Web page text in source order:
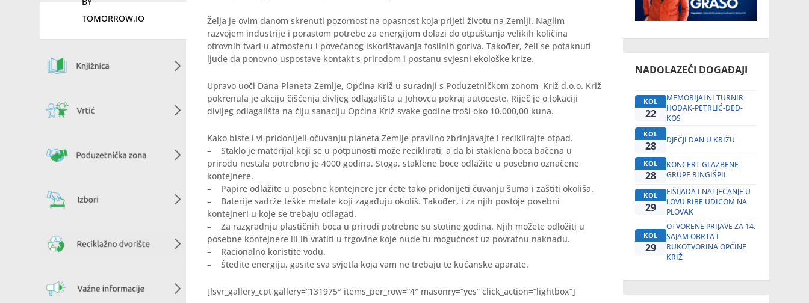
Želja je ovim danom skrenuti pozornost na opasnost koja prijeti životu na Zemlji. Naglim
razvojem industrije i porastom potrebe za energijom dolazi do otpuštanja velikih količina
otrovnih tvari u atmosferu i povećanog iskorištavanja fosilnih goriva. Također, želi se potaknuti
ljude da ponovno uspostave kontakt s prirodom i postanu svjesni ekološke krize.
Upravo uoči Dana Planeta Zemlje, Općina Križ u suradnji s Poduzetničkom zonom Križ d.o.o. Križ
pokrenula je akciju čišćenja divljeg odlagališta u Johovcu pokraj autoceste. Riječ je o lokaciji
divljeg odlagališta na čiju sanaciju Općina Križ svake godine troši oko 10.000,00 kuna.
Kako biste i vi pridonijeli očuvanju planeta Zemlje pravilno zbrinjavajte i reciklirajte otpad.
– Staklo je materijal koji se u potpunosti može reciklirati, a da bi staklena boca bačena u
prirodu nestala potrebno je 4000 godina. Stoga, staklene boce odlažite u posebno označene
kontejnere.
– Papire odlažite u posebne kontejnere jer ćete tako pridonijeti čuvanju šuma i zaštiti okoliša.
– Baterije sadrže teške metale koji zagađuju okoliš. Također, i za njih postoje posebni
kontejneri u koje se trebaju odlagati.
– Za razgradnju plastičnih boca u prirodi potrebne su stotine godina. Njih možete odložiti u
posebne kontejnere ili ih vratiti u trgovine koje nude tu mogućnost uz povratnu naknadu.
– Racionalno koristite vodu.
– Štedite energiju, gasite sva svjetla koja vam ne trebaju te kućanske aparate.
[lsvr_gallery_cpt gallery=”131975″ items_per_row=”4″ masonry=”yes” click_action=”lightbox”]
NADOLAZEĆI DOGAĐAJI
KOL
22
MEMORIJALNI TURNIR
HODAK-PETRLIĆ-DED-
KOS
KOL
28 DJEČJI DAN U KRIŽU
KOL
28
KONCERT GLAZBENE
GRUPE RINGIŠPIL
KOL
29
FIŠIJADA I NATJECANJE U
LOVU RIBE UDICOM NA
PLOVAK
KOL
29
OTVORENE PRIJAVE ZA 14.
SAJAM OBRTA I
RUKOTVORINA OPĆINE
KRIŽ